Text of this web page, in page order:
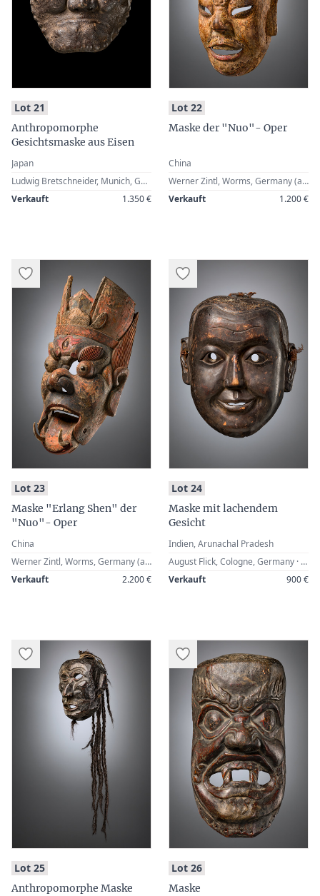
Lot 21
Anthropomorphe
Gesichtsmaske aus Eisen
Japan
Ludwig Bretschneider, Munich, Germany · Karl Reuss, Munich, Germany · Zemanek-Münster, Würzburg, 20 May 2006, Lot 79 · Werner Zintl, Worms, Germany
Verkauft
1.350 €
Lot 22:
Maske der "Nuo"- Oper
China
Werner Zintl, Worms, Germany (acquired in a Paris gallery in 2011)
Verkauft
1.200 €
Lot 23:
Maske "Erlang Shen" der
"Nuo"- Oper
China
Werner Zintl, Worms, Germany (acquired in a Paris gallery in 2008)
Verkauft
2.200 €
Lot 24:
Maske mit lachendem
Gesicht
Indien, Arunachal Pradesh
August Flick, Cologne, Germany · Zemanek-Münster, Würzburg, 15 June 2002, Lot 733 · Werner Zintl, Worms, Germany
Verkauft
900 €
Lot 25:
Anthropomorphe Maske
Lot 26:
Maske